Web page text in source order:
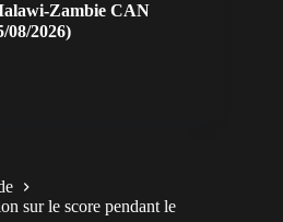
Zambie CAN
08/2026)
sur le score pendant le